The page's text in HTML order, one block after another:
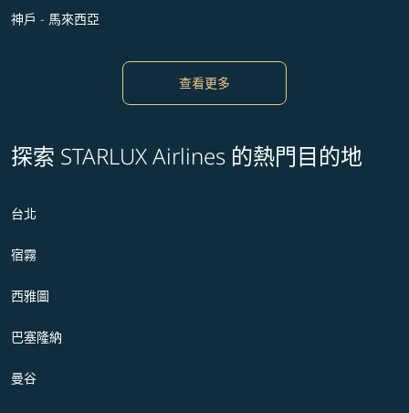
神戶 - 馬來西亞
查看更多
探索 STARLUX Airlines 的熱門目的地
台北
宿霧
西雅圖
巴塞隆納
曼谷